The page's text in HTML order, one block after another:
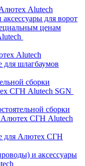
Alutech
для ворот
ценам
Alutech
шлагбаумов
сборки
СГН Alutech SGN
сборки
Алютех СГН Alutech
для Алютех СГН
и аксессуары